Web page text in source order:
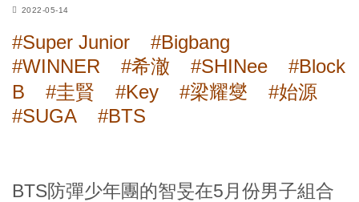
2022-05-14
#Super Junior
#Bigbang
#WINNER
#希澈 #SHINee
#Block
B
#圭賢 #Key #梁耀燮
#始源
#SUGA
#BTS
BTS防彈少年團的智旻在5月份男子組合